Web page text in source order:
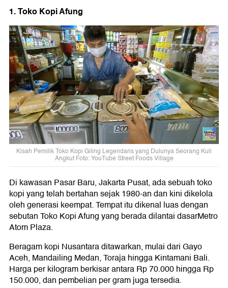
1. Toko Kopi Afung
Kisah Pemilik Toko Kopi Giling Legendaris yang Dulunya Seorang Kuli
Angkut Foto: YouTube Street Foods Village
Di kawasan Pasar Baru, Jakarta Pusat, ada sebuah toko
kopi yang telah bertahan sejak 1980-an dan kini dikelola
oleh generasi keempat. Tempat itu dikenal luas dengan
sebutan Toko Kopi Afung yang berada dilantai dasarMetro
Atom Plaza.
Beragam kopi Nusantara ditawarkan, mulai dari Gayo
Aceh, Mandailing Medan, Toraja hingga Kintamani Bali.
Harga per kilogram berkisar antara Rp 70.000 hingga Rp
150.000, dan pembelian per gram juga tersedia.